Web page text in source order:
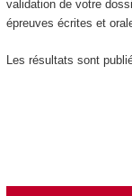
validation de votre
épreuves écrites et
Les résultats sont